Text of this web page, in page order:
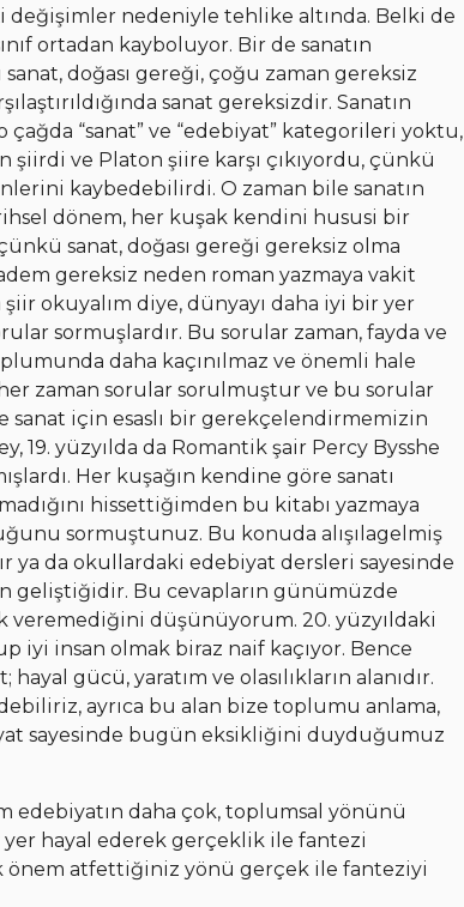
değişimler nedeniyle tehlike altında. Belki de
ortadan kayboluyor. Bir de sanatın
doğası gereği, çoğu zaman gereksiz
sanat gereksizdir. Sanatın
“sanat” ve “edebiyat” kategorileri yoktu,
ve Platon şiire karşı çıkıyordu, çünkü
kaybedebilirdi. O zaman bile sanatın
dönem, her kuşak kendini hususi bir
sanat, doğası gereği gereksiz olma
gereksiz neden roman yazmaya vakit
okuyalım diye, dünyayı daha iyi bir yer
sormuşlardır. Bu sorular zaman, fayda ve
daha kaçınılmaz ve önemli hale
zaman sorular sorulmuştur ve bu sorular
sanat için esaslı bir gerekçelendirmemizin
19. yüzyılda da Romantik şair Percy Bysshe
Her kuşağın kendine göre sanatı
hissettiğimden bu kitabı yazmaya
sormuştunuz. Bu konuda alışılagelmiş
ya da okullardaki edebiyat dersleri sayesinde
Bu cevapların günümüzde
veremediğini düşünüyorum. 20. yüzyıldaki
iyi insan olmak biraz naif kaçıyor. Bence
gücü, yaratım ve olasılıkların alanıdır.
ayrıca bu alan bize toplumu anlama,
sayesinde bugün eksikliğini duyduğumuz
edebiyatın daha çok, toplumsal yönünü
hayal ederek gerçeklik ile fantezi
önem atfettiğiniz yönü gerçek ile fanteziyi